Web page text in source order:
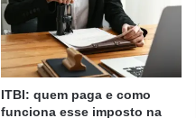
ITBI: quem paga e como
funciona esse imposto na